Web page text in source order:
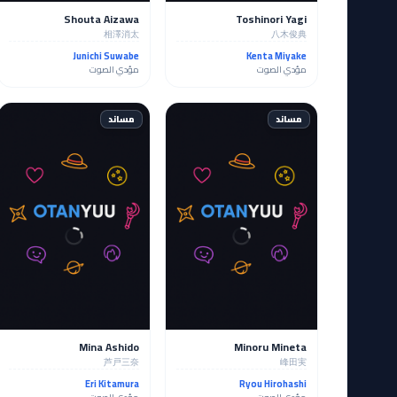
Toshinori Yagi
八木俊典
Kenta Miyake
مؤدي الصوت
Shouta Aizawa
相澤消太
Junichi Suwabe
مؤدي الصوت
مساند
Minoru Mineta
峰田実
Ryou Hirohashi
مساند
Mina Ashido
芦戸三奈
Eri Kitamura